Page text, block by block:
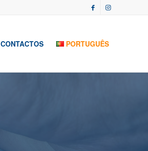
CONTACTOS PORTUGUÊS